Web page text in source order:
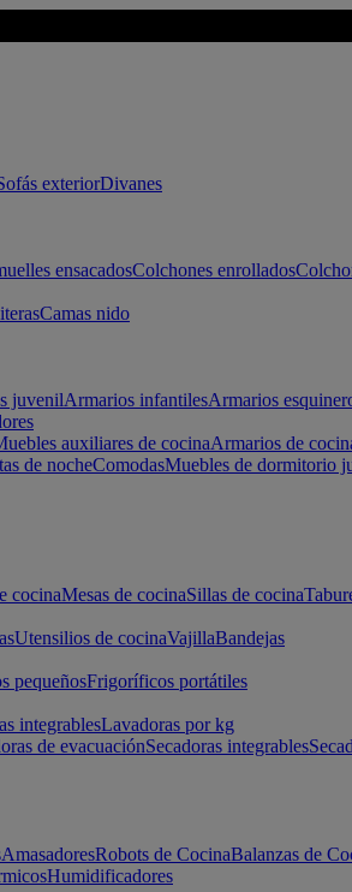
exteriorDivanes
ensacadosColchones enrollados
Camas nido
juvenilArmarios infantilesArmarios
auxiliares de cocinaArmarios de
de nocheComodasMuebles de dormitorio
cocinaMesas de cocinaSillas de cocina
Utensilios de cocinaVajillaBandejas
pequeñosFrigoríficos portátiles
integrablesLavadoras por kg
de evacuaciónSecadoras integrables
AmasadoresRobots de CocinaBalanzas de
Humidificadores